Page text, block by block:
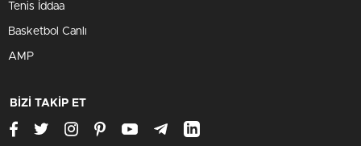
Tenis İddaa
Basketbol Canlı
AMP
BİZİ TAKİP ET